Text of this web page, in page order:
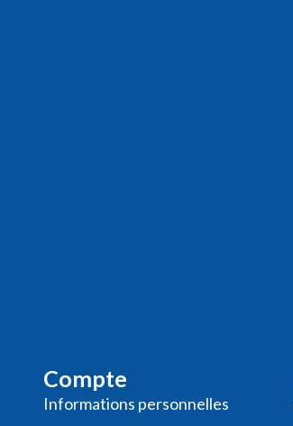
Compte
Informations personnelles